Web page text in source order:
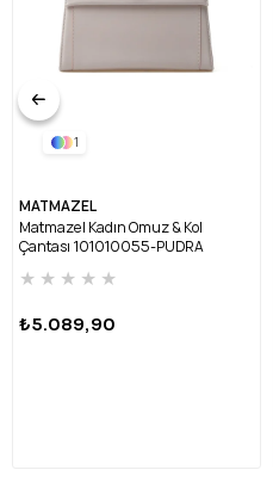
1
MATMAZEL
Matmazel Kadın Omuz & Kol
Çantası 101010055-PUDRA
★ ★ ★ ★ ★
₺5.089,90